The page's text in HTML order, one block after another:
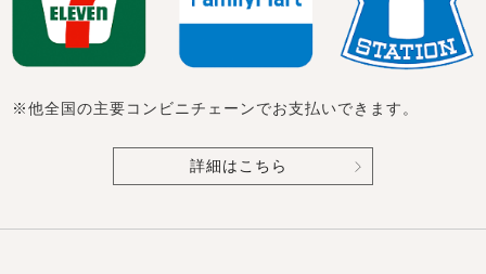
※他全国の主要コンビニチェーンでお支払いできます。
詳細はこちら